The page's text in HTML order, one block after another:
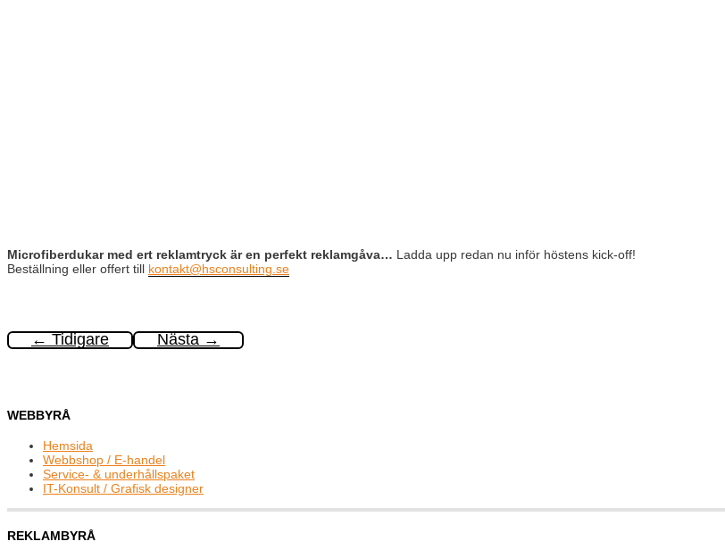
Microfiberdukar med ert reklamtryck är en perfekt reklamgåva… Ladda upp redan nu inför höstens kick-off!
Beställning eller offert till kontakt@hsconsulting.se
← Tidigare Nästa →
WEBBYRÅ
Hemsida
Webbshop / E-handel
Service- & underhållspaket
IT-Konsult / Grafisk designer
REKLAMBYRÅ